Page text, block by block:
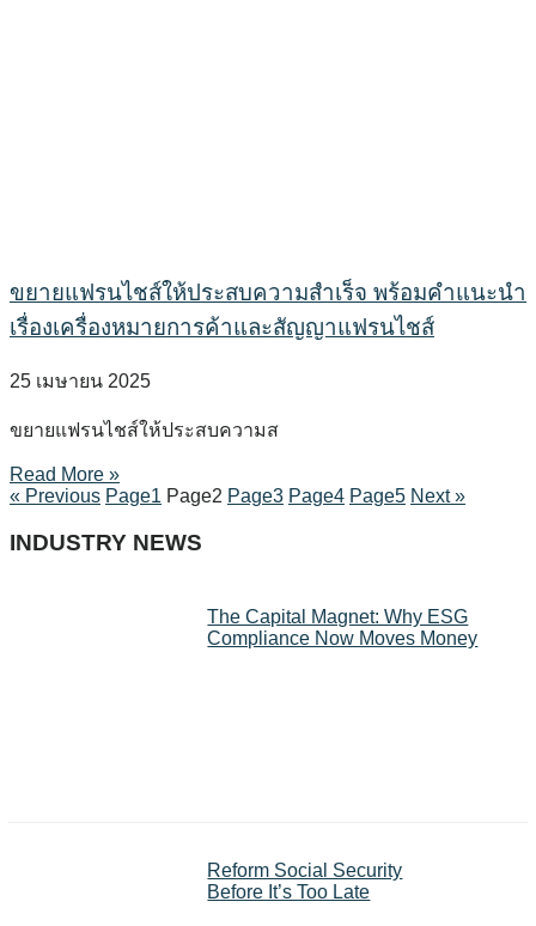
ขยายแฟรนไชส์ให้ประสบความสำเร็จ พร้อมคำแนะนำ
เรื่องเครื่องหมายการค้าและสัญญาแฟรนไชส์
25 เมษายน 2025
ขยายแฟรนไชส์ให้ประสบความส
Read More »
« Previous Page1 Page2 Page3 Page4 Page5 Next »
INDUSTRY NEWS
The Capital Magnet: Why ESG
Compliance Now Moves Money
Reform Social Security
Before It’s Too Late